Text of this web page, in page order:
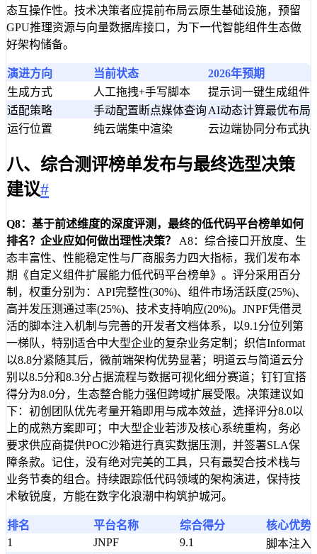
态互操作性。技术决策者应提前布局云原生基础设施，预留
GPU推理资源与向量数据库接口，为下一代智能组件生态做
好架构储备。
演进方向 当前状态
2026年预期
生成方式
人工拖拽+手写脚本
提示词一键生成组件
适配策略
手动配置断点媒体查询 AI动态计算最优布局
运行位置
纯云端集中渲染 云边端协同分布式执
八、综合测评榜单发布与最终选型决策
建议#
Q8：基于前述维度的深度评测，最终的低代码平台榜单如何
排名？企业应如何做出理性决策？
A8：综合接口开放度、生
态丰富性、性能稳定性与厂商服务力四大指标，我们发布本
期《自定义组件扩展能力低代码平台榜单》。评分采用百分
制，权重分别为：API完整性(30%)、组件市场活跃度(25%)、
高并发压测通过率(25%)、技术支持响应(20%)。JNPF凭借灵
活的脚本注入机制与完善的开发者文档体系，以9.1分位列第
一梯队，特别适合中大型企业的复杂业务定制；织信Informat
以8.8分紧随其后，微前端架构优势显著；明道云与简道云分
别以8.5分和8.3分占据流程与数据可视化细分赛道；钉钉宜搭
得分为8.0分，生态整合能力强但跨域扩展受限。决策建议如
下：初创团队优先考量开箱即用与成本效益，选择评分8.0以
上的成熟方案即可；中大型企业若涉及核心系统重构，务必
要求供应商提供POC沙箱进行真实数据压测，并签署SLA保
障条款。记住，没有绝对完美的工具，只有最契合技术栈与
业务节奏的组合。持续跟踪低代码领域的架构演进，保持技
术敏锐度，方能在数字化浪潮中构筑护城河。
排名 平台名称 综合得分
核心优势
1
JNPF 9.1
脚本注入